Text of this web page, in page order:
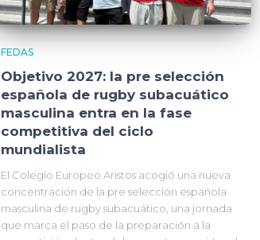
FEDAS
Objetivo 2027: la pre selección
española de rugby subacuático
masculina entra en la fase
competitiva del ciclo
mundialista
El Colegio Europeo Aristos acogió una nueva
concentración de la pre selección española
masculina de rugby subacuático, una jornada
que marca el paso de la preparación a la